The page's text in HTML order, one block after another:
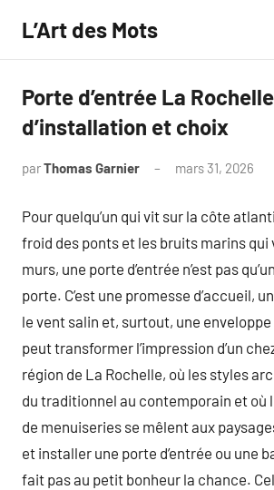
contenu
L’Art des Mots
Porte d’entrée La
d’installation et choix
parThomas Garnier mars 31, 2026
Pour quelqu’un qui vit sur la côte
froid des ponts et les bruits marins qui
murs, une porte d’entrée n’est pas
porte. C’est une promesse d’accueil,
le vent salin et, surtout, une
peut transformer l’impression d’un
région de La Rochelle, où les styles
du traditionnel au contemporain et où
de menuiseries se mêlent aux
et installer une porte d’entrée ou une
fait pas au petit bonheur la chance.